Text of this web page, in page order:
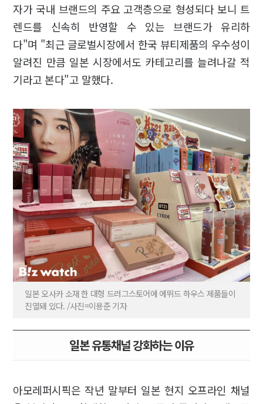
자가 국내 브랜드의 주요 고객층으로 형성되다 보니 트
렌드를 신속히 반영할 수 있는 브랜드가 유리하
다"며 "최근 글로벌시장에서 한국 뷰티제품의 우수성이
알려진 만큼 일본 시장에서도 카테고리를 늘려나갈 적
기라고 본다"고 말했다.
일본 오사카 소재 한 대형 드러그스토어에 에뛰드 하우스 제품들이
진열돼 있다. /사진=이용준 기자
일본 유통채널 강화하는 이유
아모레퍼시픽은 작년 말부터 일본 현지 오프라인 채널